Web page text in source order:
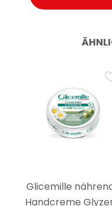
Glicemille
Handcreme